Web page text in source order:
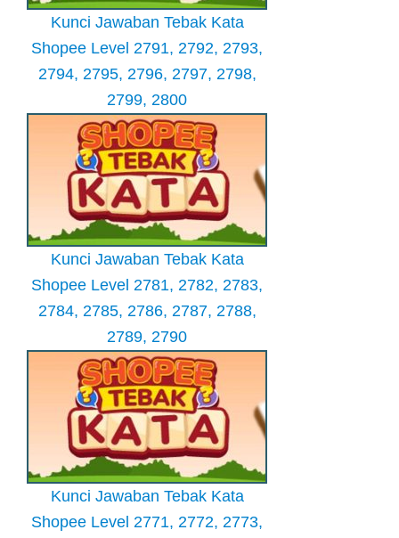
Kunci Jawaban Tebak Kata
Shopee Level 2791, 2792, 2793,
2794, 2795, 2796, 2797, 2798,
2799, 2800
Kunci Jawaban Tebak Kata
Shopee Level 2781, 2782, 2783,
2784, 2785, 2786, 2787, 2788,
2789, 2790
Kunci Jawaban Tebak Kata
Shopee Level 2771, 2772, 2773,